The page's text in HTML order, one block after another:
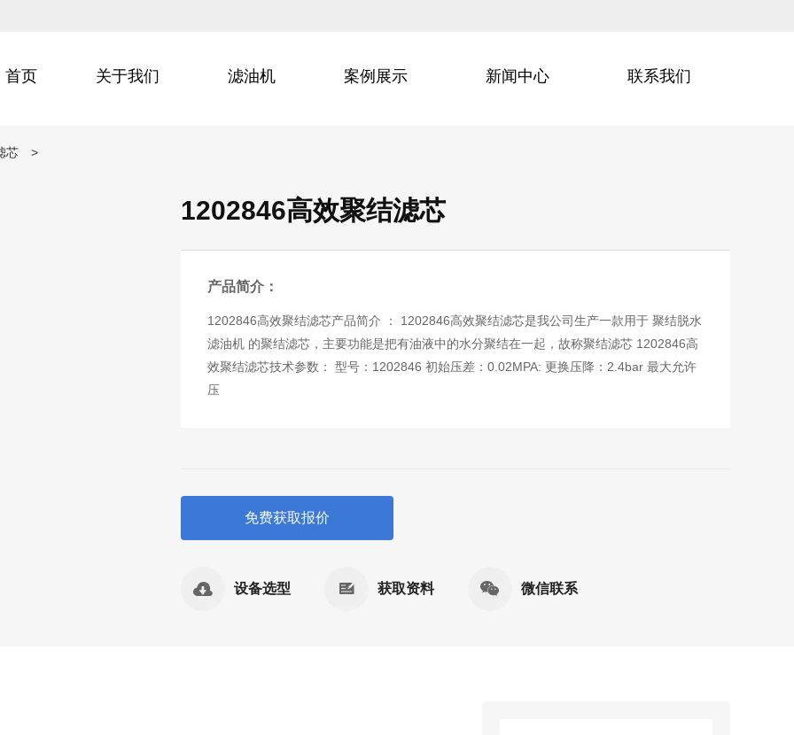
首页 关于我们 滤油机 案例展示 新闻中心 联系我们
芯 >
1202846高效聚结滤芯
产品简介：
1202846高效聚结滤芯产品简介 ： 1202846高效聚结滤芯是我公司生产一款用于 聚结脱水
滤油机 的聚结滤芯，主要功能是把有油液中的水分聚结在一起，故称聚结滤芯 1202846高
效聚结滤芯技术参数： 型号：1202846 初始压差：0.02MPA: 更换压降：2.4bar 最大允许
压
免费获取报价
设备选型 获取资料 微信联系